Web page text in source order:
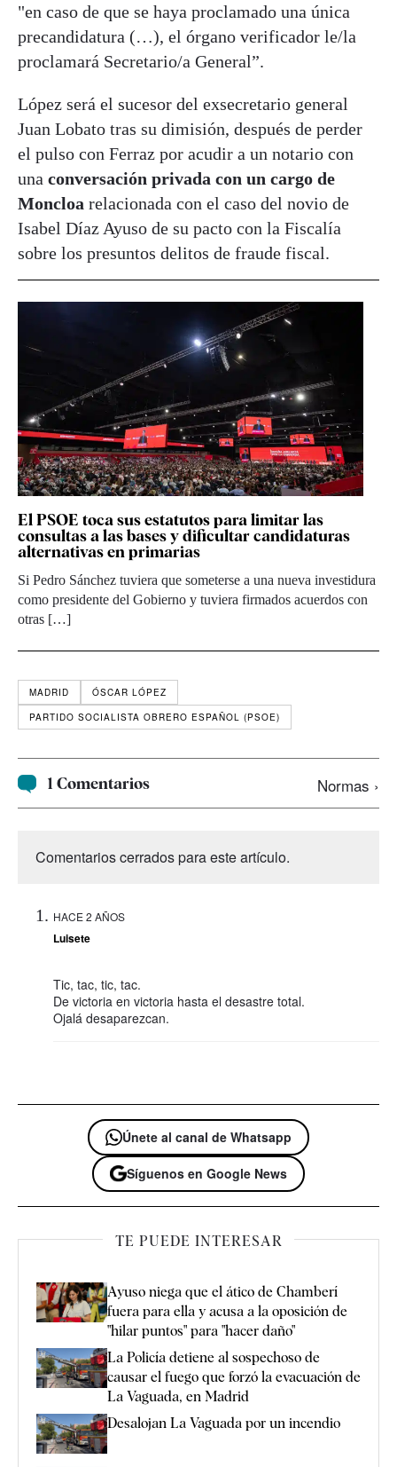
"en caso de que se haya proclamado una única
precandidatura (…), el órgano verificador le/la
proclamará Secretario/a General”.
López será el sucesor del exsecretario general
Juan Lobato tras su dimisión, después de perder
el pulso con Ferraz por acudir a un notario con
una conversación privada con un cargo de
Moncloa relacionada con el caso del novio de
Isabel Díaz Ayuso de su pacto con la Fiscalía
sobre los presuntos delitos de fraude fiscal.
El PSOE toca sus estatutos para limitar las
consultas a las bases y dificultar candidaturas
alternativas en primarias
Si Pedro Sánchez tuviera que someterse a una nueva investidura
como presidente del Gobierno y tuviera firmados acuerdos con
otras […]
MADRID
ÓSCAR LÓPEZ
PARTIDO SOCIALISTA OBRERO ESPAÑOL (PSOE)
1 Comentarios Normas ›
Comentarios cerrados para este artículo.
HACE 2 AÑOS
Luisete
Tic, tac, tic, tac.
De victoria en victoria hasta el desastre total.
Ojalá desaparezcan.
Únete al canal de Whatsapp
Síguenos en Google News
TE PUEDE INTERESAR
Ayuso niega que el ático de Chamberí
fuera para ella y acusa a la oposición de
"hilar puntos" para "hacer daño"
La Policía detiene al sospechoso de
causar el fuego que forzó la evacuación de
La Vaguada, en Madrid
Desalojan La Vaguada por un incendio